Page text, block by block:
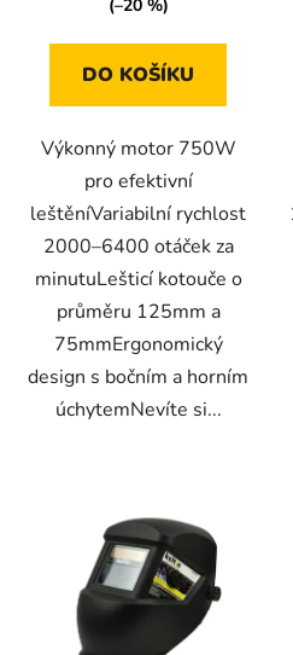
(–20 %)
DO KOŠÍKU
Výkonný motor 750W
pro efektivní
leštěníVariabilní rychlost
2000–6400 otáček za
minutuLešticí kotouče o
průměru 125mm a
75mmErgonomický
design s bočním a horním
úchytemNevíte si...